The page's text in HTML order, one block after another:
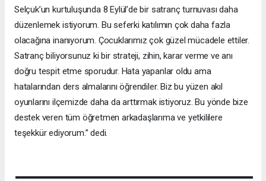
Selçuk’un kurtuluşunda 8 Eylül’de bir satranç turnuvası daha
düzenlemek istiyorum. Bu seferki katılımın çok daha fazla
olacağına inanıyorum. Çocuklarımız çok güzel mücadele ettiler.
Satranç biliyorsunuz ki bir strateji, zihin, karar verme ve anı
doğru tespit etme sporudur. Hata yapanlar oldu ama
hatalarından ders almalarını öğrendiler. Biz bu yüzen akıl
oyunlarını ilçemizde daha da arttırmak istiyoruz. Bu yönde bize
destek veren tüm öğretmen arkadaşlarıma ve yetkililere
teşekkür ediyorum.” dedi.